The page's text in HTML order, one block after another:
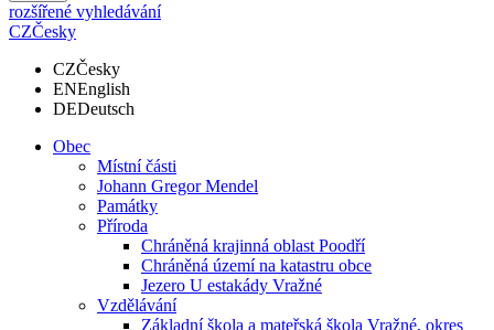
rozšířené vyhledávání
CZČesky
CZČesky
ENEnglish
DEDeutsch
Obec
Místní části
Johann Gregor Mendel
Památky
Příroda
Chráněná krajinná oblast Poodří
Chráněná území na katastru obce
Jezero U estakády Vražné
Vzdělávání
Základní škola a mateřská škola Vražné, okres